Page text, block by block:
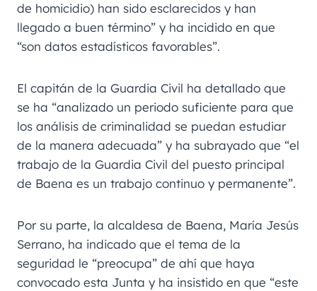
de homicidio) han sido esclarecidos y han
llegado a buen término” y ha incidido en que
“son datos estadísticos favorables”.
El capitán de la Guardia Civil ha detallado que
se ha “analizado un periodo suficiente para que
los análisis de criminalidad se puedan estudiar
de la manera adecuada” y ha subrayado que “el
trabajo de la Guardia Civil del puesto principal
de Baena es un trabajo continuo y permanente”.
Por su parte, la alcaldesa de Baena, María Jesús
Serrano, ha indicado que el tema de la
seguridad le “preocupa” de ahí que haya
convocado esta Junta y ha insistido en que “este